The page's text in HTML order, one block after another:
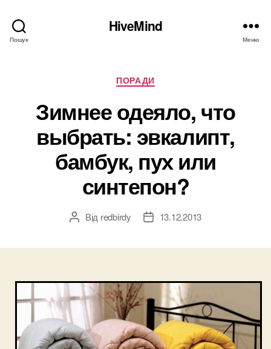
Пошук
HiveMind
Меню
Категорії
ПОРАДИ
Зимнее одеяло, что
выбрать: эвкалипт,
бамбук, пух или
синтепон?
Автор
Від redbirdy
Дата13.12.2013